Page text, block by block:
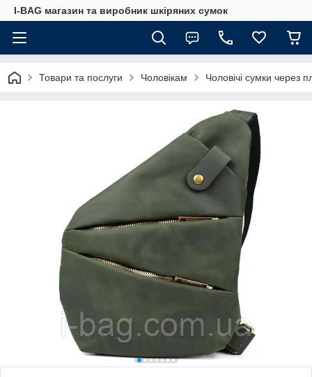
I-BAG магазин та виробник шкіряних сумок
Товари та послуги Чоловікам Чоловічі сумки через